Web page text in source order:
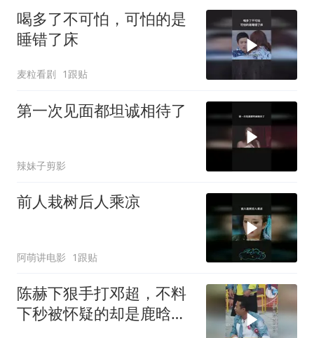
喝多了不可怕，可怕的是
睡错了床
麦粒看剧 1跟贴
第一次见面都坦诚相待了
辣妹子剪影
前人栽树后人乘凉
阿萌讲电影 1跟贴
陈赫下狠手打邓超，不料
下秒被怀疑的却是鹿晗，